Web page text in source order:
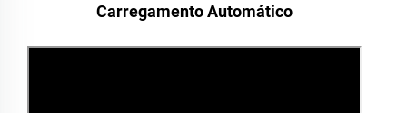
Carregamento Automático